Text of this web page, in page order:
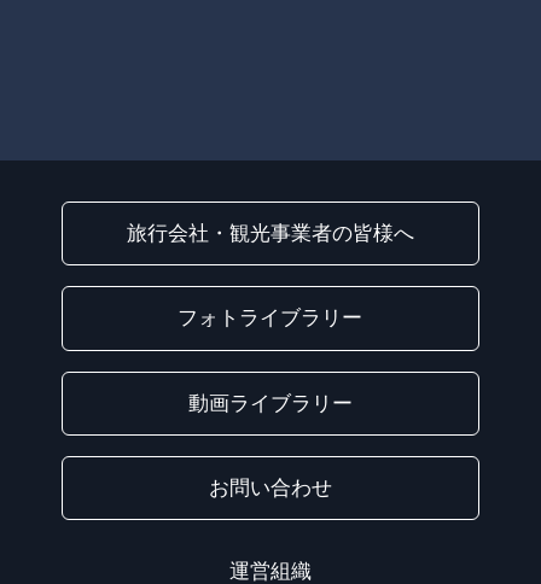
旅行会社・観光事業者の皆様へ
フォトライブラリー
動画ライブラリー
お問い合わせ
運営組織